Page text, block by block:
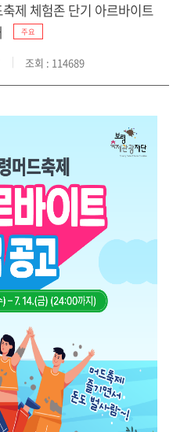
제 체험존 단기 아르바이트
주요
조회 : 114689